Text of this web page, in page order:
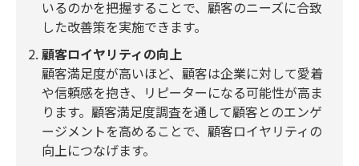
いるのかを把握することで、顧客のニーズに合致
した改善策を実施できます。
顧客ロイヤリティの向上
顧客満足度が高いほど、顧客は企業に対して愛着
や信頼感を抱き、リピーターになる可能性が高ま
ります。顧客満足度調査を通して顧客とのエンゲ
ージメントを高めることで、顧客ロイヤリティの
向上につなげます。